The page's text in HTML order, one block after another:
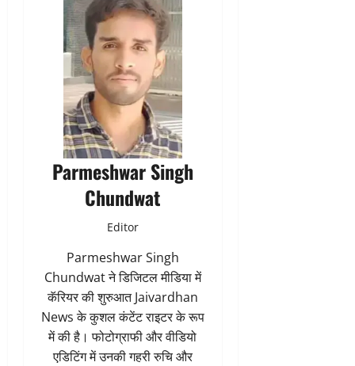
Parmeshwar Singh
Chundwat
Editor
Parmeshwar Singh
Chundwat ने डिजिटल मीडिया में
कॅरियर की शुरुआत Jaivardhan
News के कुशल कंटेंट राइटर के रूप
में की है। फोटोग्राफी और वीडियो
एडिटिंग में उनकी गहरी रुचि और